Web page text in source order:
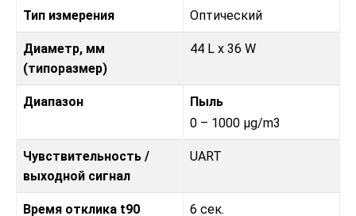
Тип измерения Оптический
Диаметр, мм
(типоразмер)
44 L x 36 W
Диапазон
Пыль
0 – 1000 µg/m3
Чувствительность /
выходной сигнал
UART
Время отклика t90 6 сек.